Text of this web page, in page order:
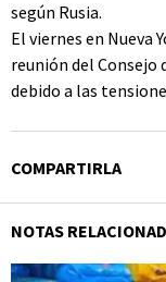
según Rusia.
El viernes en Nueva
reunión del Consejo
debido a las
COMPARTIRLA
NOTAS